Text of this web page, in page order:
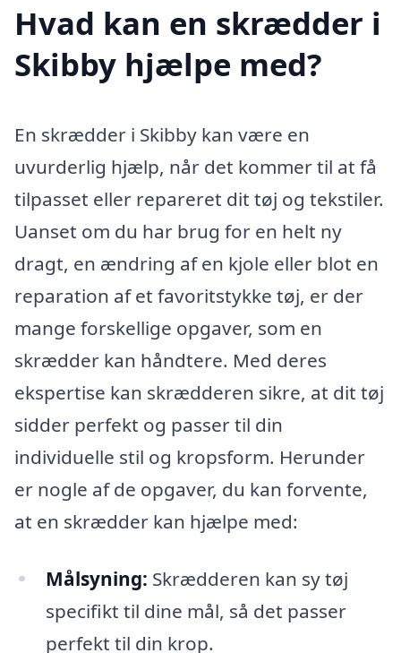
Hvad kan en skrædder i
Skibby hjælpe med?
En skrædder i Skibby kan være en
uvurderlig hjælp, når det kommer til at få
tilpasset eller repareret dit tøj og tekstiler.
Uanset om du har brug for en helt ny
dragt, en ændring af en kjole eller blot en
reparation af et favoritstykke tøj, er der
mange forskellige opgaver, som en
skrædder kan håndtere. Med deres
ekspertise kan skrædderen sikre, at dit tøj
sidder perfekt og passer til din
individuelle stil og kropsform. Herunder
er nogle af de opgaver, du kan forvente,
at en skrædder kan hjælpe med:
Målsyning: Skrædderen kan sy tøj
specifikt til dine mål, så det passer
perfekt til din krop.